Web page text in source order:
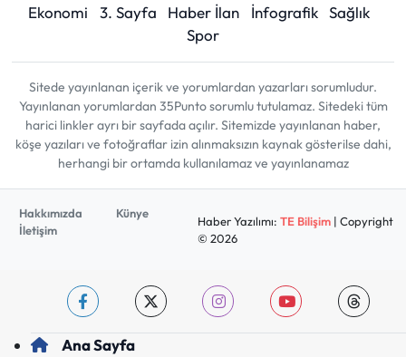
Ekonomi
3. Sayfa Haber İlan İnfografik Sağlık
Spor
Sitede yayınlanan içerik ve yorumlardan yazarları sorumludur.
Yayınlanan yorumlardan 35Punto sorumlu tutulamaz. Sitedeki tüm
harici linkler ayrı bir sayfada açılır. Sitemizde yayınlanan haber,
köşe yazıları ve fotoğraflar izin alınmaksızın kaynak gösterilse dahi,
herhangi bir ortamda kullanılamaz ve yayınlanamaz
Hakkımızda
Künye
İletişim
Haber Yazılımı: TE Bilişim| Copyright
© 2026
Ana Sayfa